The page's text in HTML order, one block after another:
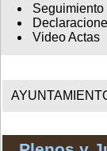
Video Actas